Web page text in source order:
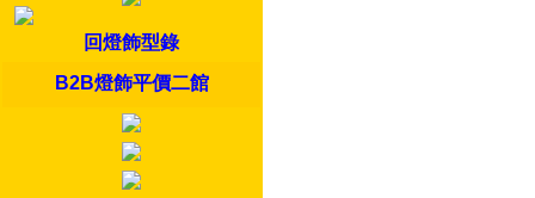
回燈飾型錄
B2B燈飾平價二館